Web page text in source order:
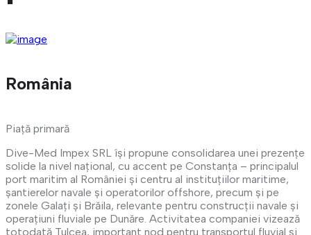
România
Piață primară
Dive-Med Impex SRL își propune consolidarea unei prezențe
solide la nivel național, cu accent pe Constanța – principalul
port maritim al României și centru al instituțiilor maritime,
șantierelor navale și operatorilor offshore, precum și pe
zonele Galați și Brăila, relevante pentru construcții navale și
operațiuni fluviale pe Dunăre. Activitatea companiei vizează
totodată Tulcea, important nod pentru transportul fluvial și